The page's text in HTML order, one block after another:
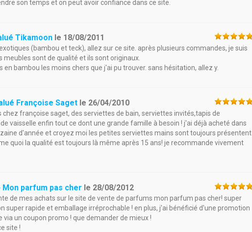
son temps et on peut avoir confiance dans ce site.
Tikamoon le 18/08/2011
(bambou et teck), allez sur ce site. après plusieurs commandes, je suis
sont de qualité et ils sont originaux.
en bambou les moins chers que j'ai pu trouver. sans hésitation, allez y.
Françoise Saget le 26/04/2010
françoise saget, des serviettes de bain, serviettes invités,tapis de
vaisselle enfin tout ce dont une grande famille à besoin ! j'ai déjà acheté dans
d'année et croyez moi les petites serviettes mains sont toujours présentent
quoi la qualité est toujours là même après 15 ans! je recommande vivement
Mon parfum pas cher le 28/08/2012
de mes achats sur le site de vente de parfums mon parfum pas cher! super
super rapide et emballage irréprochable ! en plus, j'ai bénéficié d'une promotion
via un coupon promo ! que demander de mieux !
site !